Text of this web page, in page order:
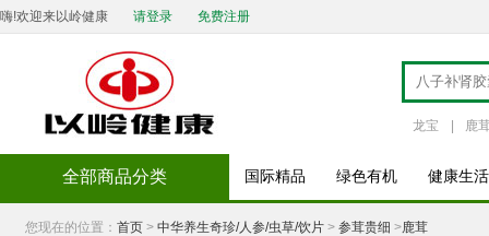
嗨!欢迎来以岭健康 请登录 免费注册
龙宝 鹿
全部商品分类 国际精品 绿色有机 健康生活
您现在的位置： 首页 > 中华养生奇珍/人参/虫草/饮片 > 参茸贵细 >鹿茸